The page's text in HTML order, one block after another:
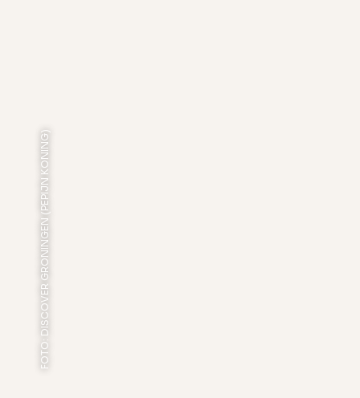
FOTO: DISCOVER GRONINGEN (PEPIJN KONING)